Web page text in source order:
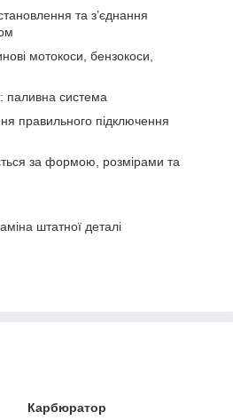
та з’єднання
мотокоси, бензокоси,
паливна система
правильного підключення
за формою, розмірами та
штатної деталі
Карбюратор